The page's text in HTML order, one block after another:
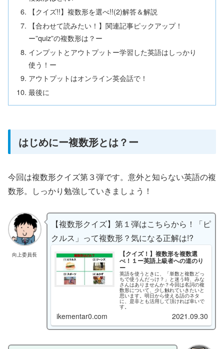
【クイズ!!】複数形を選べ!!(2)解答＆解説
【合わせて読みたい！】関連記事ピックアップ！
ー”quiz”の複数形は？ー
インプットとアウトプットー学習した英語はしっかり
使う！ー
アウトプットはオンライン英会話で！
最後に
はじめにー複数形とは？ー
今回は複数形クイズ第３弾です。意外と知らない英語の複
数形。しっかり勉強していきましょう！
向上委員長
【複数形クイズ】第１弾はこちらから！「ピ
クルス」って複数形？気になる正解は!?
【クイズ！】複数形を複数選
べ！１ー英語上級者への道のり
ー
英語を使うときに、「単数と複数どっ
ちで使うんだっけ？」と迷う時、みな
さんはありませんか？今回は名詞の複
数形について、少し触れていきたいと
思います。明日から使える話のネタ
に、是非とも活用して頂ければ幸いで
す。
ikementar0.com 2021.09.30